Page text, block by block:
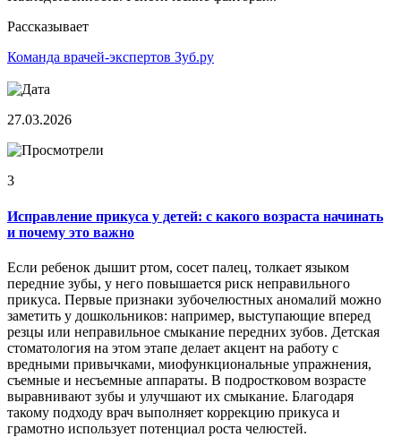
Рассказывает
Команда врачей-экспертов Зуб.ру
27.03.2026
3
Исправление прикуса у детей: с какого возраста начинать
и почему это важно
Если ребенок дышит ртом, сосет палец, толкает языком
передние зубы, у него повышается риск неправильного
прикуса. Первые признаки зубочелюстных аномалий можно
заметить у дошкольников: например, выступающие вперед
резцы или неправильное смыкание передних зубов. Детская
стоматология на этом этапе делает акцент на работу с
вредными привычками, миофункциональные упражнения,
съемные и несъемные аппараты. В подростковом возрасте
выравнивают зубы и улучшают их смыкание. Благодаря
такому подходу врач выполняет коррекцию прикуса и
грамотно использует потенциал роста челюстей.